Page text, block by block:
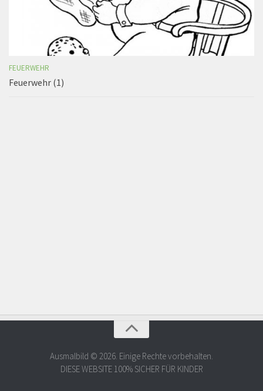
FEUERWEHR
Feuerwehr (1)
Ausmalbild © 2026. Einige Rechte vorbehalten.
DIESE WEBSITE 100% SICHER FÜR KINDER